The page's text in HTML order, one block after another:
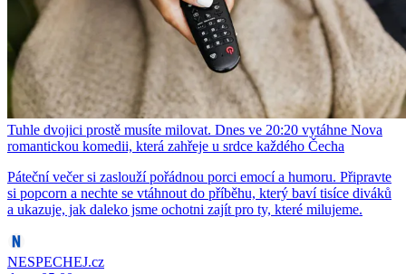
Tuhle dvojici prostě musíte milovat. Dnes ve 20:20 vytáhne Nova
romantickou komedii, která zahřeje u srdce každého Čecha
Páteční večer si zaslouží pořádnou porci emocí a humoru. Připravte
si popcorn a nechte se vtáhnout do příběhu, který baví tisíce diváků
a ukazuje, jak daleko jsme ochotni zajít pro ty, které milujeme.
NESPECHEJ.cz